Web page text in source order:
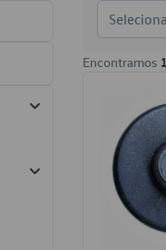
Encontramos 1